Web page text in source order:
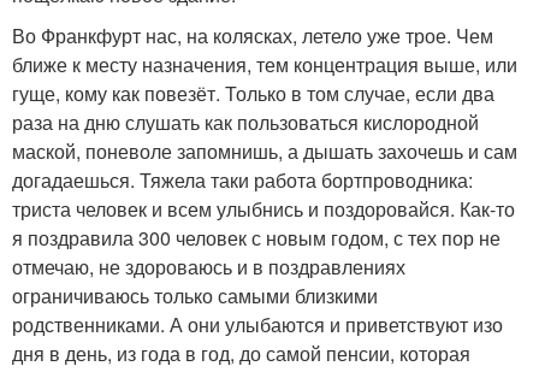
Во Франкфурт нас, на колясках, летело уже трое. Чем
ближе к месту назначения, тем концентрация выше, или
гуще, кому как повезёт. Только в том случае, если два
раза на дню слушать как пользоваться кислородной
маской, поневоле запомнишь, а дышать захочешь и сам
догадаешься. Тяжела таки работа бортпроводника:
триста человек и всем улыбнись и поздоровайся. Как-то
я поздравила 300 человек с новым годом, с тех пор не
отмечаю, не здороваюсь и в поздравлениях
ограничиваюсь только самыми близкими
родственниками. А они улыбаются и приветствуют изо
дня в день, из года в год, до самой пенсии, которая